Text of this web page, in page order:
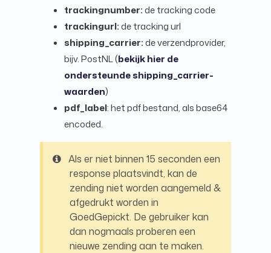
trackingnumber:de tracking code
trackingurl:de tracking url
shipping_carrier:de verzendprovider,
bijv. PostNL (bekijk hier de
ondersteunde shipping_carrier-
waarden)
pdf_label: het pdf bestand, als base64
encoded.
Als er niet binnen 15 seconden een
response plaatsvindt, kan de
zending niet worden aangemeld &
afgedrukt worden in
GoedGepickt. De gebruiker kan
dan nogmaals proberen een
nieuwe zending aan te maken.